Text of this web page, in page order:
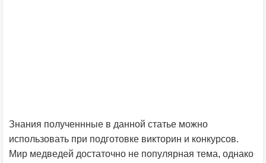
Знания полученнные в данной статье можно
использовать при подготовке викторин и конкурсов.
Мир медведей достаточно не популярная тема, однако